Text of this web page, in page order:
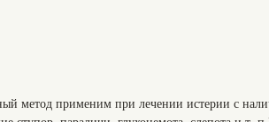
метод применим при лечении истерии с